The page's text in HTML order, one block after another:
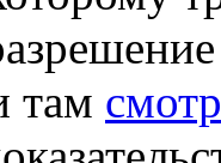
там